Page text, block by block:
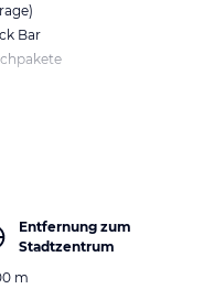
Bar
Entfernung zum
Stadtzentrum
m